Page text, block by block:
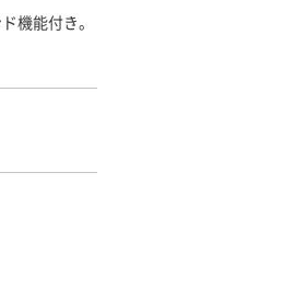
機能付き。